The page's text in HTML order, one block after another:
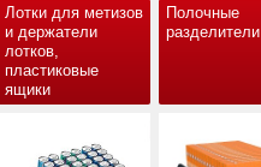
Лотки для метизов
и держатели
лотков,
пластиковые
ящики
Полочные
разделители